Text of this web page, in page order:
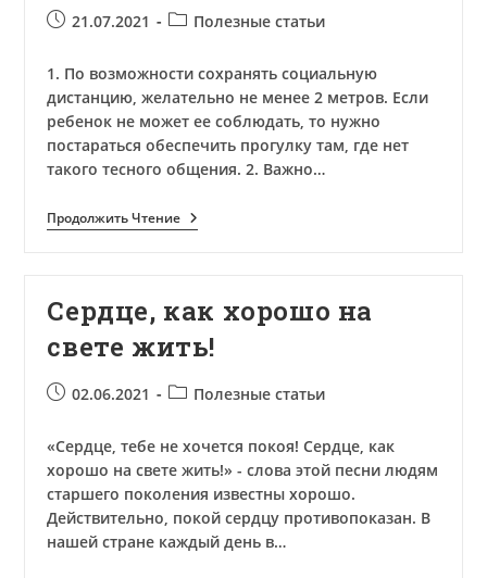
Запись21.07.2021
Рубрика
Полезные статьи
1. По возможности сохранять социальную
дистанцию, желательно не менее 2 метров. Если
ребенок не может ее соблюдать, то нужно
постараться обеспечить прогулку там, где нет
такого тесного общения. 2. Важно…
Продолжить ЧтениеКак
Защитить
Роста
Заболеваемости?
Сердце, как хорошо на
свете жить!
Запись02.06.2021
Рубрика
Полезные статьи
«Сердце, тебе не хочется покоя! Сердце, как
хорошо на свете жить!» - слова этой песни людям
старшего поколения известны хорошо.
Действительно, покой сердцу противопоказан. В
нашей стране каждый день в…